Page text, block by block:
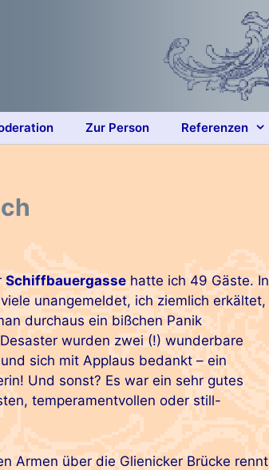
Zur Person Referenzen
Schiffbauergasse hatte ich 49 Gäste. In
unangemeldet, ich ziemlich erkältet,
durchaus ein bißchen Panik
wurden zwei (!) wunderbare
sich mit Applaus bedankt – ein
Und sonst? Es war ein sehr gutes
temperamentvollen oder still-
Armen über die Glienicker Brücke rennt